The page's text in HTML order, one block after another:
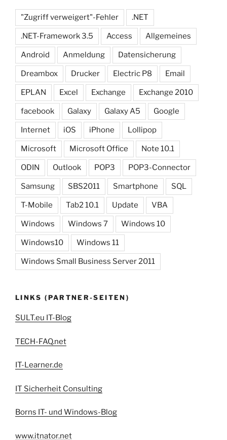
"Zugriff verweigert"-Fehler .NET
.NET-Framework 3.5 Access Allgemeines
Android Anmeldung Datensicherung
Dreambox Drucker Electric P8 Email
EPLAN Excel Exchange Exchange 2010
facebook Galaxy Galaxy A5 Google
Internet iOS iPhone Lollipop
Microsoft Microsoft Office Note 10.1
ODIN Outlook POP3 POP3-Connector
Samsung SBS2011 Smartphone SQL
T-Mobile Tab2 10.1 Update VBA
Windows Windows 7 Windows 10
Windows10 Windows 11
Windows Small Business Server 2011
LINKS (PARTNER-SEITEN)
SULT.eu IT-Blog
TECH-FAQ.net
IT-Learner.de
IT Sicherheit Consulting
Borns IT- und Windows-Blog
www.itnator.net